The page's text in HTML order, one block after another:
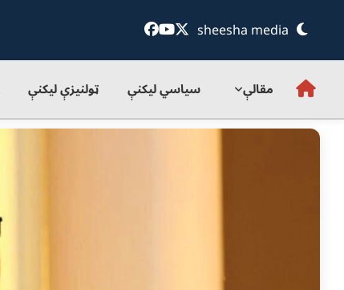
sheesha media
مقالې سياسي ليکنې ټولنيزې ليکنې